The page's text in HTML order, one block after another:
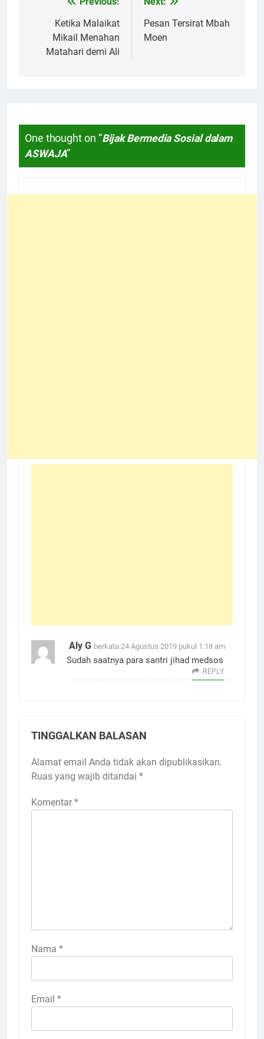
Navigasi
Ketika Malaikat
Mikail Menahan
Matahari demi Ali
Pesan Tersirat Mbah
Moen
One thought on “Bijak Bermedia Sosial dalam
ASWAJA”
Aly G berkata:24 Agustus 2019 pukul 1:18 am
Sudah saatnya para santri jihad medsos
REPLY
TINGGALKAN BALASAN
Alamat email Anda tidak akan dipublikasikan.
Ruas yang wajib ditandai *
Komentar *
Nama *
Email *